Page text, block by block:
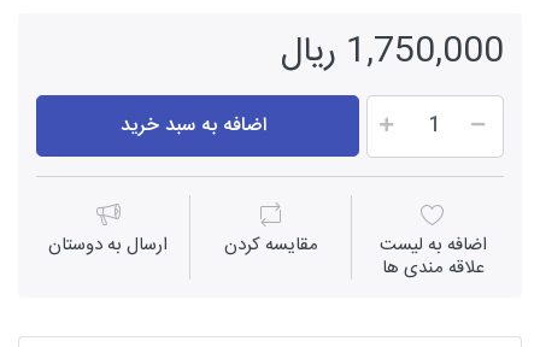
1,750,000 ریال
اضافه به سبد خرید
اضافه به لیست
علاقه مندی ها
مقايسه كردن ارسال به دوستان